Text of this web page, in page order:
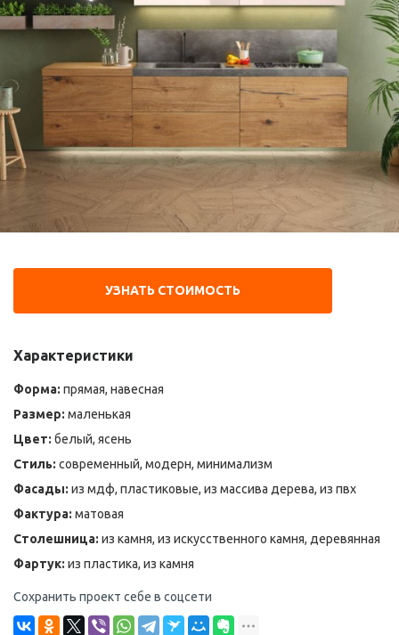
УЗНАТЬ СТОИМОСТЬ
Характеристики
Форма: прямая, навесная
Размер: маленькая
Цвет: белый, ясень
Стиль: современный, модерн, минимализм
Фасады: из мдф, пластиковые, из массива дерева, из пвх
Фактура: матовая
Столешница: из камня, из искусственного камня, деревянная
Фартук: из пластика, из камня
Сохранить проект себе в соцсети